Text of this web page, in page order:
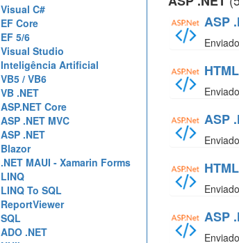
Visual C#
EF Core
EF 5/6
Visual Studio
Inteligência Artificial
VB5 / VB6
VB .NET
ASP.NET Core
ASP .NET MVC
ASP .NET
Blazor
.NET MAUI - Xamarin Forms
LINQ
LINQ To SQL
ReportViewer
SQL
ADO .NET
ASP
ASP
ASP